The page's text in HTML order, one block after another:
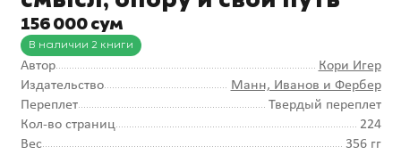
156 000 сум
В наличии 2 книги
Автор
Кори Игер
Издательство
Манн, Иванов и Фербер
Переплет
Твердый переплет
Кол-во страниц
224
Вес
356 гг